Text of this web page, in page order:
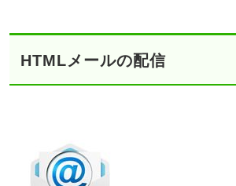
HTMLメールの配信